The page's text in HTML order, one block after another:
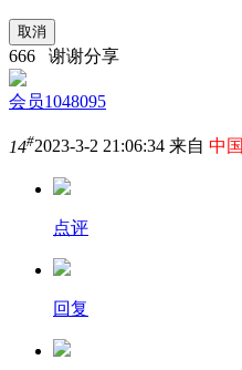
取消
666 谢谢分享
会员1048095
14#2023-3-2 21:06:34 来自 中国
点评
回复